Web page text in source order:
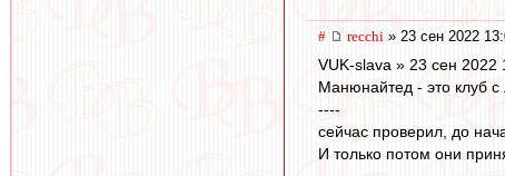
# recchi » 23 сен 2022
VUK-slava » 23 сен 2022
Манюнайтед - это клуб с
----
сейчас проверил, до
И только потом они